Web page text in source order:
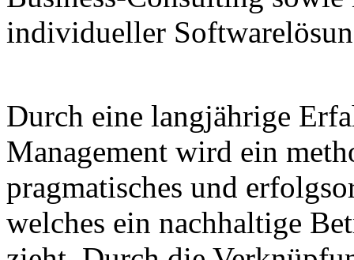
individueller
Durch eine langjährige
Management wird ein
pragmatisches und
welches ein nachhaltige